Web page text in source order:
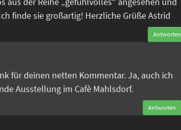
finde sie großartig! Herzliche Grüße Astrid
Antworten
für deinen netten Kommentar. Ja, auch ich
Ausstellung im Cafè Mahlsdorf.
Antworten